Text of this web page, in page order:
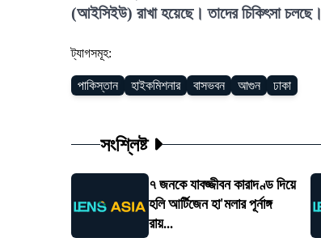
(আইসিইউ) রাখা হয়েছে। তাদের চিকিৎসা চলছে।
ট্যাগসমূহ:
পাকিস্তান হাইকমিশনার বাসভবন আগুন ঢাকা
সংশ্লিষ্ট
৭ জনকে যাবজ্জীবন কারাদণ্ড দিয়ে
হলি আর্টিজেন হা'মলার পূর্নাঙ্গ
রায়...